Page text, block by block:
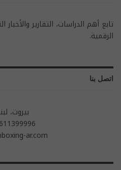
تابع أهم الدراسات، التقارير والأخبار
الرقمية.
اتصل بنا
بيروت،
ar.com